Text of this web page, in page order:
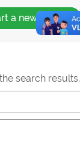
a new search
search results.